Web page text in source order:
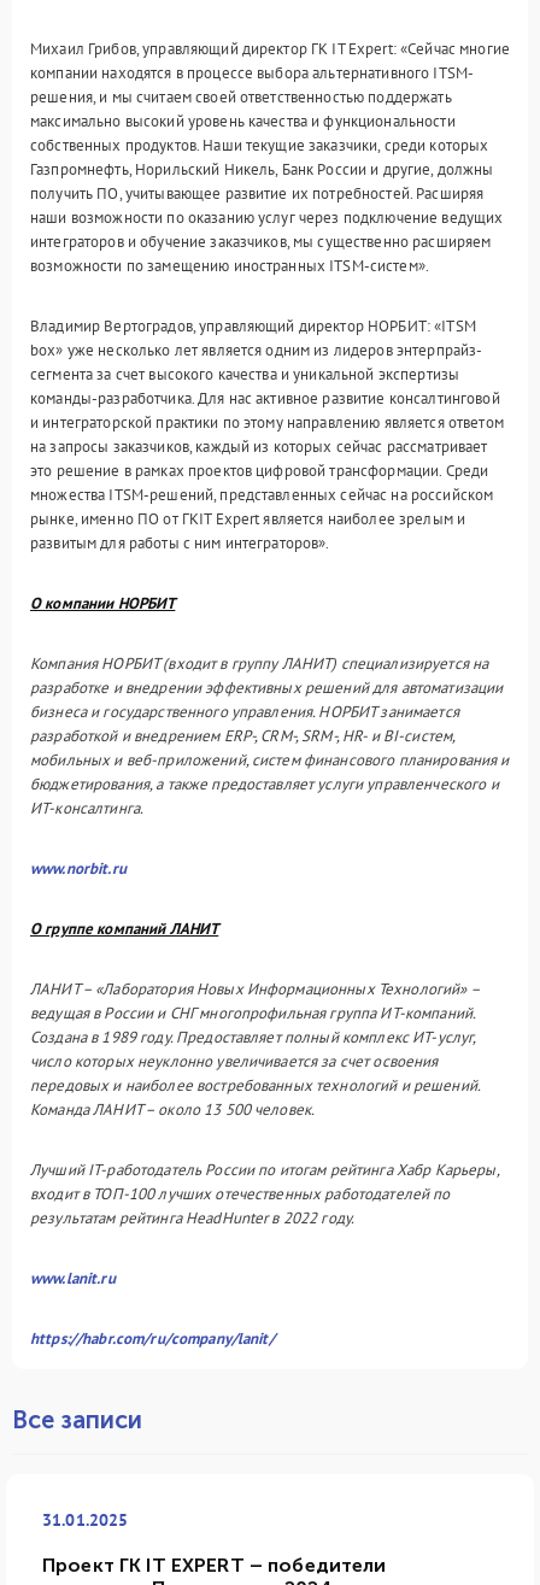
Михаил Грибов, управляющий директор ГК IT Expert: «Сейчас многие
компании находятся в процессе выбора альтернативного ITSM-
решения, и мы считаем своей ответственностью поддержать
максимально высокий уровень качества и функциональности
собственных продуктов. Наши текущие заказчики, среди которых
Газпромнефть, Норильский Никель, Банк России и другие, должны
получить ПО, учитывающее развитие их потребностей. Расширяя
наши возможности по оказанию услуг через подключение ведущих
интеграторов и обучение заказчиков, мы существенно расширяем
возможности по замещению иностранных ITSM-систем».
Владимир Вертоградов, управляющий директор НОРБИТ: «ITSM
box» уже несколько лет является одним из лидеров энтерпрайз-
сегмента за счет высокого качества и уникальной экспертизы
команды-разработчика. Для нас активное развитие консалтинговой
и интеграторской практики по этому направлению является ответом
на запросы заказчиков, каждый из которых сейчас рассматривает
это решение в рамках проектов цифровой трансформации. Среди
множества ITSM-решений, представленных сейчас на российском
рынке, именно ПО от ГКIT Expert является наиболее зрелым и
развитым для работы с ним интеграторов».
О компании НОРБИТ
Компания НОРБИТ (входит в группу ЛАНИТ) специализируется на
разработке и внедрении эффективных решений для автоматизации
бизнеса и государственного управления. НОРБИТ занимается
разработкой и внедрением ERP-, CRM-, SRM-, HR- и BI-систем,
мобильных и веб-приложений, систем финансового планирования и
бюджетирования, а также предоставляет услуги управленческого и
ИТ-консалтинга.
www.norbit.ru
О группе компаний ЛАНИТ
ЛАНИТ – «Лаборатория Новых Информационных Технологий» –
ведущая в России и СНГ многопрофильная группа ИТ-компаний.
Создана в 1989 году. Предоставляет полный комплекс ИТ-услуг,
число которых неуклонно увеличивается за счет освоения
передовых и наиболее востребованных технологий и решений.
Команда ЛАНИТ – около 13 500 человек.
Лучший IT-работодатель России по итогам рейтинга Хабр Карьеры,
входит в ТОП-100 лучших отечественных работодателей по
результатам рейтинга HeadHunter в 2022 году.
www.lanit.ru
https://habr.com/ru/company/lanit/
Все записи
31.01.2025
Проект ГК IT EXPERT – победители